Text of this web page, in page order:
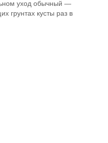
уход обычный —
грунтах кусты раз в